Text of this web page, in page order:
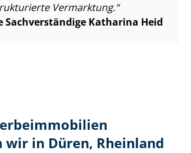
Vermarktung.
Sachverständige Katharina Heid
in Düren, Rheinland